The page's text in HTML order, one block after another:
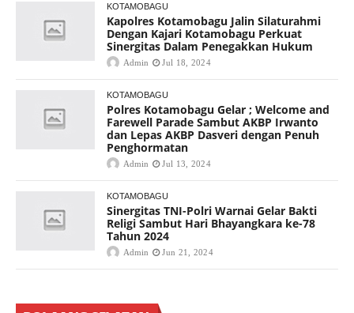
KOTAMOBAGU
Kapolres Kotamobagu Jalin Silaturahmi
Dengan Kajari Kotamobagu Perkuat
Sinergitas Dalam Penegakkan Hukum
Admin Jul 18, 2024
KOTAMOBAGU
Polres Kotamobagu Gelar ; Welcome and
Farewell Parade Sambut AKBP Irwanto
dan Lepas AKBP Dasveri dengan Penuh
Penghormatan
Admin Jul 13, 2024
KOTAMOBAGU
Sinergitas TNI-Polri Warnai Gelar Bakti
Religi Sambut Hari Bhayangkara ke-78
Tahun 2024
Admin Jun 21, 2024